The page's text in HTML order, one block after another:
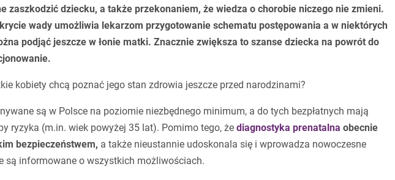
zaszkodzić dziecku, a także przekonaniem, że wiedza o chorobie niczego nie zmieni.
wady umożliwia lekarzom przygotowanie schematu postępowania a w niektórych
podjąć jeszcze w łonie matki. Znacznie zwiększa to szanse dziecka na powrót do
kobiety chcą poznać jego stan zdrowia jeszcze przed narodzinami?
są w Polsce na poziomie niezbędnego minimum, a do tych bezpłatnych mają
ryzyka (m.in. wiek powyżej 35 lat). Pomimo tego, że diagnostyka prenatalna obecnie
bezpieczeństwem, a także nieustannie udoskonala się i wprowadza nowoczesne
są informowane o wszystkich możliwościach.